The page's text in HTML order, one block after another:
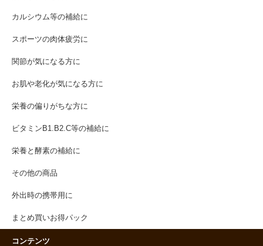
カルシウム等の補給に
スポーツの肉体疲労に
関節が気になる方に
お肌や老化が気になる方に
栄養の偏りがちな方に
ビタミンB1.B2.C等の補給に
栄養と酵素の補給に
その他の商品
外出時の携帯用に
まとめ買いお得パック
コンテンツ